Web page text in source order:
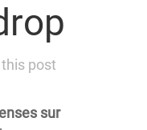
this post
sur